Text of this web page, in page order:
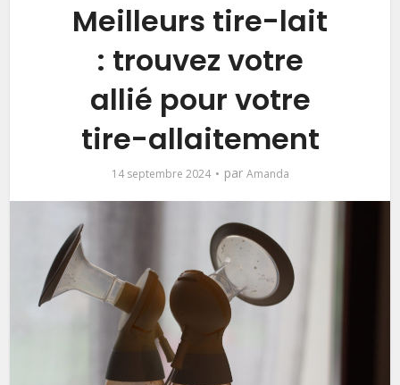
Meilleurs tire-lait
: trouvez votre
allié pour votre
tire-allaitement
14 septembre 2024 par Amanda